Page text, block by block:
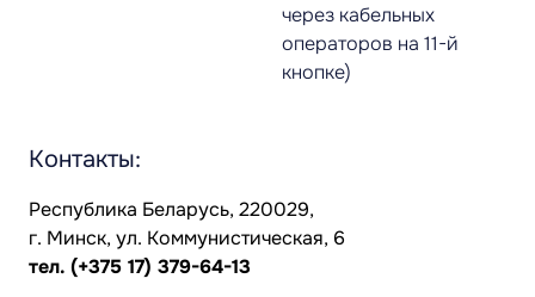
через кабельных
операторов на 11-й
кнопке)
Контакты:
Республика Беларусь, 220029,
г. Минск, ул. Коммунистическая, 6
тел. (+375 17) 379-64-13